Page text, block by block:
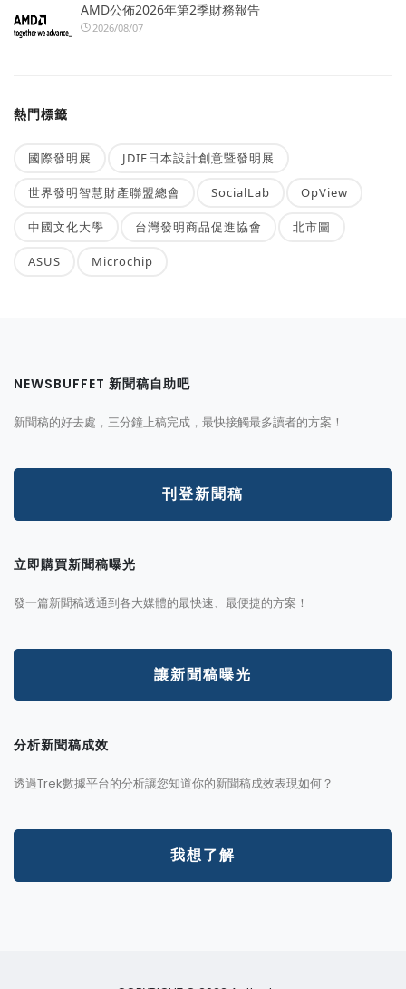
AMD公佈2026年第2季財務報告
2026/08/07
熱門標籤
國際發明展 JDIE日本設計創意暨發明展
世界發明智慧財產聯盟總會 SocialLab OpView
中國文化大學 台灣發明商品促進協會 北市圖
ASUS Microchip
NEWSBUFFET 新聞稿自助吧
新聞稿的好去處，三分鐘上稿完成，最快接觸最多讀者的方案！
刊登新聞稿
立即購買新聞稿曝光
發一篇新聞稿透通到各大媒體的最快速、最便捷的方案！
讓新聞稿曝光
分析新聞稿成效
透過Trek數據平台的分析讓您知道你的新聞稿成效表現如何？
我想了解